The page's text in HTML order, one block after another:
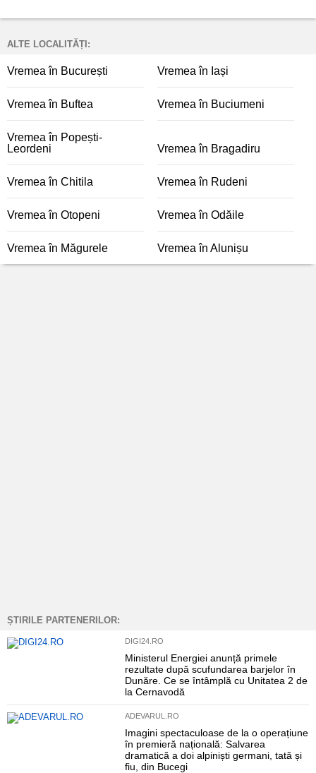
ALTE LOCALITĂȚI:
Vremea în București Vremea în Iași
Vremea în Buftea Vremea în Buciumeni
Vremea în Popești-
Leordeni
Vremea în Bragadiru
Vremea în Chitila Vremea în Rudeni
Vremea în Otopeni Vremea în Odăile
Vremea în Măgurele Vremea în Alunișu
ȘTIRILE PARTENERILOR:
DIGI24.RO
Ministerul Energiei anunță primele
rezultate după scufundarea barjelor în
Dunăre. Ce se întâmplă cu Unitatea 2 de
la Cernavodă
ADEVARUL.RO
Imagini spectaculoase de la o operațiune
în premieră națională: Salvarea
dramatică a doi alpiniști germani, tată și
fiu, din Bucegi